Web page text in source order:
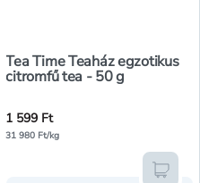
teszem
Tea Time Teaház egzotikus
citromfű tea - 50 g
1 599 Ft
31 980 Ft/kg